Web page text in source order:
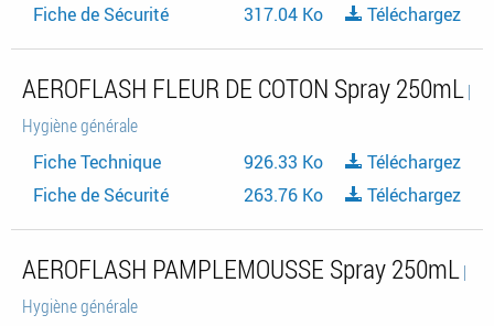
Fiche de Sécurité
317.04 Ko Téléchargez
AEROFLASH FLEUR DE COTON Spray 250mL|
Hygiène générale
Fiche Technique
926.33 Ko
Téléchargez
Fiche de Sécurité
263.76 Ko Téléchargez
AEROFLASH PAMPLEMOUSSE Spray 250mL|
Hygiène générale